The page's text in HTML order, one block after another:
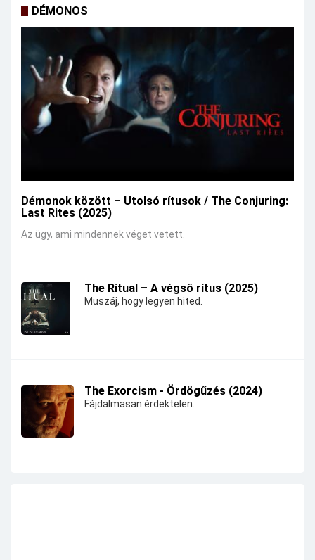
DÉMONOS
Démonok között – Utolsó rítusok / The Conjuring:
Last Rites (2025)
Az ügy, ami mindennek véget vetett.
The Ritual – A végső rítus (2025)
Muszáj, hogy legyen hited.
The Exorcism - Ördögűzés (2024)
Fájdalmasan érdektelen.